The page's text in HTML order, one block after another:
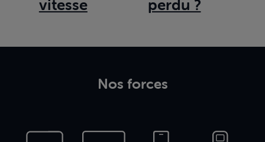
vitesse
perdu ?
Nos forces